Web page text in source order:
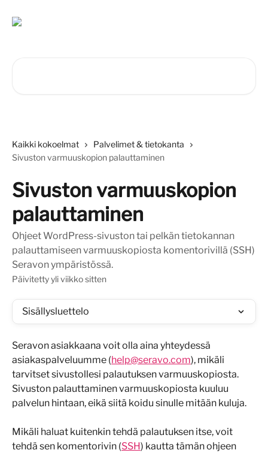
Kaikki kokoelmat
Palvelimet & tietokanta
Sivuston varmuuskopion palauttaminen
Sivuston varmuuskopion
palauttaminen
Ohjeet WordPress-sivuston tai pelkän tietokannan
palauttamiseen varmuuskopiosta komentorivillä (SSH)
Seravon ympäristössä.
Päivitetty yli viikko sitten
Sisällysluettelo
Seravon asiakkaana voit olla aina yhteydessä
asiakaspalveluumme (help@seravo.com), mikäli
tarvitset sivustollesi palautuksen varmuuskopiosta.
Sivuston palauttaminen varmuuskopiosta kuuluu
palvelun hintaan, eikä siitä koidu sinulle mitään kuluja.
Mikäli haluat kuitenkin tehdä palautuksen itse, voit
tehdä sen komentorivin (SSH) kautta tämän ohjeen